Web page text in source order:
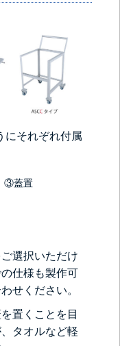
にそれぞれ付属
③蓋置
選択いただけ
仕様も製作可
せください。
置くことを目
タオルなど軽